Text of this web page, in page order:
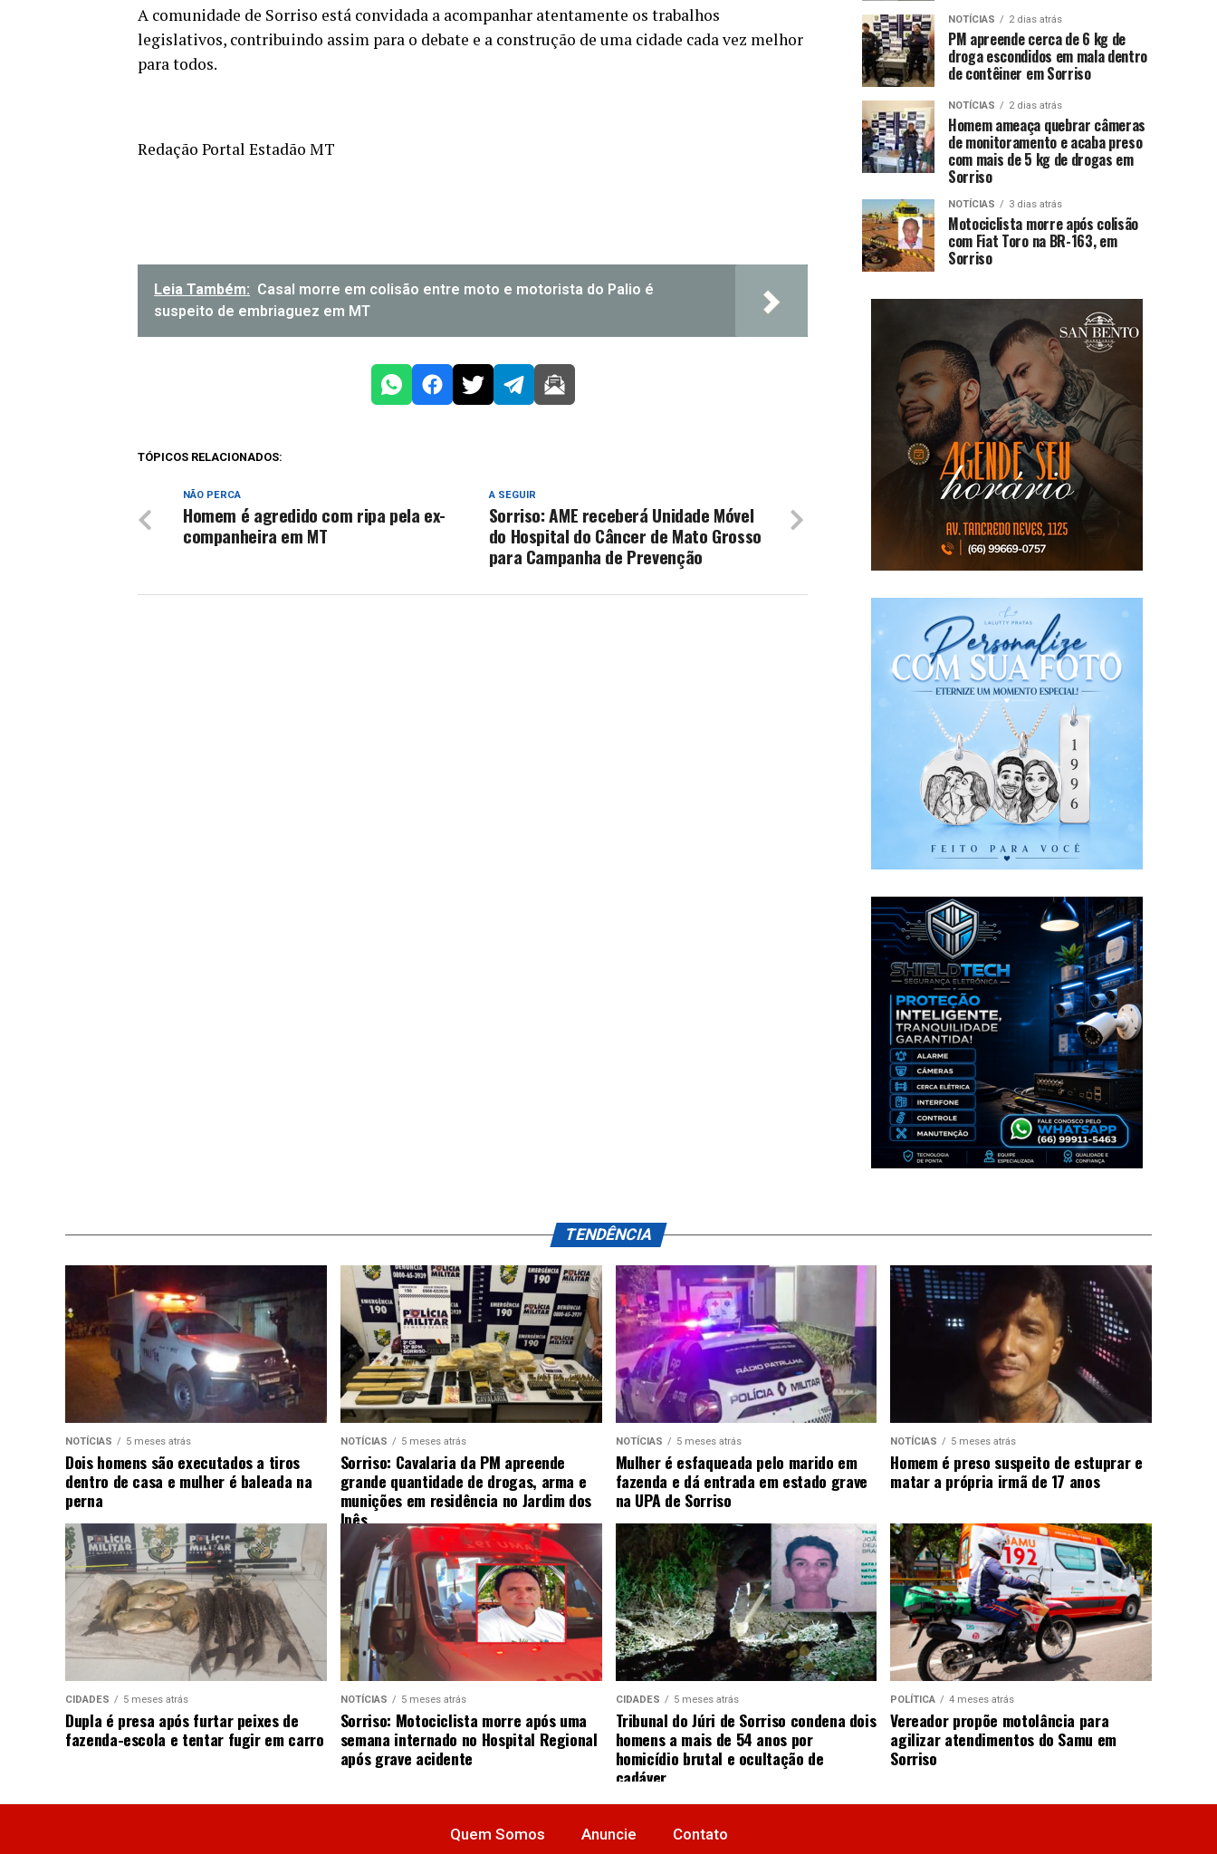
A comunidade de Sorriso está convidada a acompanhar atentamente os trabalhos
legislativos, contribuindo assim para o debate e a construção de uma cidade cada vez melhor
para todos.
Redação Portal Estadão MT
Leia Também: Casal morre em colisão entre moto e motorista do Palio é
suspeito de embriaguez em MT
TÓPICOS RELACIONADOS:
A SEGUIR
Sorriso: AME receberá Unidade Móvel
do Hospital do Câncer de Mato Grosso
para Campanha de Prevenção
NÃO PERCA
Homem é agredido com ripa pela ex-
companheira em MT
NOTÍCIAS 2 dias atrás
PM apreende cerca de 6 kg de
droga escondidos em mala dentro
de contêiner em Sorriso
NOTÍCIAS 2 dias atrás
Homem ameaça quebrar câmeras
de monitoramento e acaba preso
com mais de 5 kg de drogas em
Sorriso
NOTÍCIAS 3 dias atrás
Motociclista morre após colisão
com Fiat Toro na BR-163, em
Sorriso
TENDÊNCIA
NOTÍCIAS 5 meses atrás
Dois homens são executados a tiros
dentro de casa e mulher é baleada na
perna
NOTÍCIAS 5 meses atrás
Sorriso: Cavalaria da PM apreende
grande quantidade de drogas, arma e
munições em residência no Jardim dos
Ipês
NOTÍCIAS 5 meses atrás
Mulher é esfaqueada pelo marido em
fazenda e dá entrada em estado grave
na UPA de Sorriso
NOTÍCIAS 5 meses atrás
Homem é preso suspeito de estuprar e
matar a própria irmã de 17 anos
CIDADES 5 meses atrás
Dupla é presa após furtar peixes de
fazenda-escola e tentar fugir em carro
NOTÍCIAS 5 meses atrás
Sorriso: Motociclista morre após uma
semana internado no Hospital Regional
após grave acidente
CIDADES 5 meses atrás
Tribunal do Júri de Sorriso condena dois
homens a mais de 54 anos por
homicídio brutal e ocultação de
cadáver
POLÍTICA 4 meses atrás
Vereador propõe motolância para
agilizar atendimentos do Samu em
Sorriso
Quem Somos Anuncie Contato